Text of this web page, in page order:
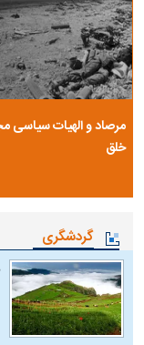
مرصاد و الهیات سیاسی
خلق
گردشگری